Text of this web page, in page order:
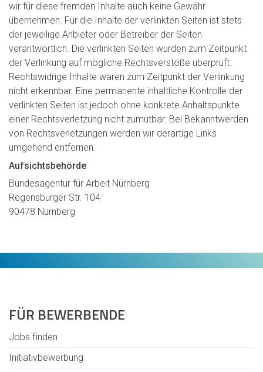
wir für diese fremden Inhalte auch keine Gewähr
übernehmen. Für die Inhalte der verlinkten Seiten ist stets
der jeweilige Anbieter oder Betreiber der Seiten
verantwortlich. Die verlinkten Seiten wurden zum Zeitpunkt
der Verlinkung auf mögliche Rechtsverstöße überprüft.
Rechtswidrige Inhalte waren zum Zeitpunkt der Verlinkung
nicht erkennbar. Eine permanente inhaltliche Kontrolle der
verlinkten Seiten ist jedoch ohne konkrete Anhaltspunkte
einer Rechtsverletzung nicht zumutbar. Bei Bekanntwerden
von Rechtsverletzungen werden wir derartige Links
umgehend entfernen.
Aufsichtsbehörde
Bundesagentur für Arbeit Nürnberg
Regensburger Str. 104
90478 Nürnberg
FÜR BEWERBENDE
Jobs finden
Initiativbewerbung